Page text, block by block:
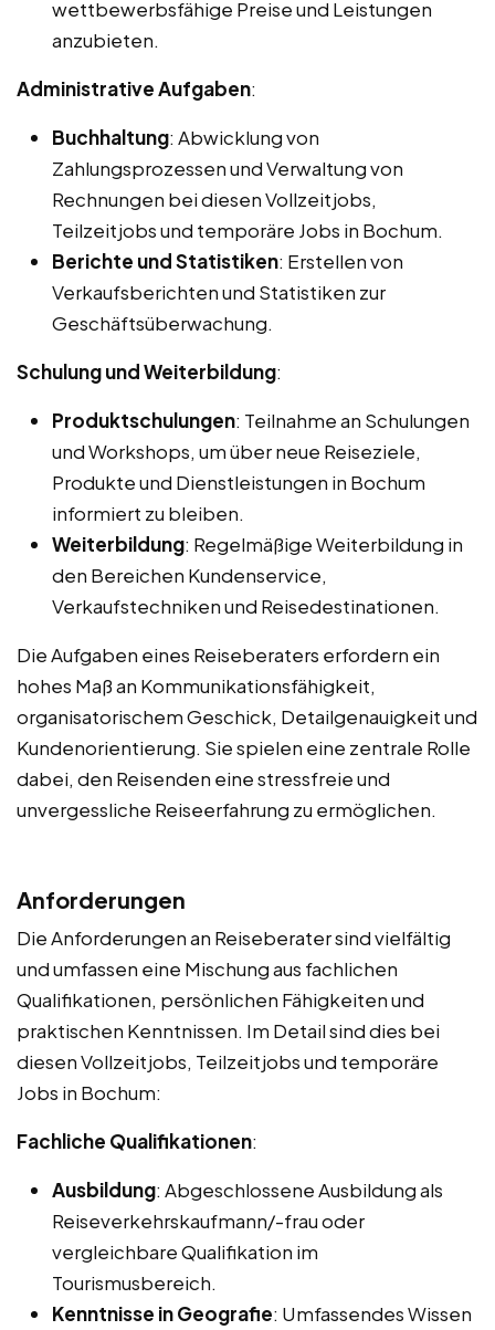
wettbewerbsfähige Preise und Leistungen
anzubieten.
Administrative Aufgaben:
Buchhaltung: Abwicklung von
Zahlungsprozessen und Verwaltung von
Rechnungen bei diesen Vollzeitjobs,
Teilzeitjobs und temporäre Jobs in Bochum.
Berichte und Statistiken: Erstellen von
Verkaufsberichten und Statistiken zur
Geschäftsüberwachung.
Schulung und Weiterbildung:
Produktschulungen: Teilnahme an Schulungen
und Workshops, um über neue Reiseziele,
Produkte und Dienstleistungen in Bochum
informiert zu bleiben.
Weiterbildung: Regelmäßige Weiterbildung in
den Bereichen Kundenservice,
Verkaufstechniken und Reisedestinationen.
Die Aufgaben eines Reiseberaters erfordern ein
hohes Maß an Kommunikationsfähigkeit,
organisatorischem Geschick, Detailgenauigkeit und
Kundenorientierung. Sie spielen eine zentrale Rolle
dabei, den Reisenden eine stressfreie und
unvergessliche Reiseerfahrung zu ermöglichen.
Anforderungen
Die Anforderungen an Reiseberater sind vielfältig
und umfassen eine Mischung aus fachlichen
Qualifikationen, persönlichen Fähigkeiten und
praktischen Kenntnissen. Im Detail sind dies bei
diesen Vollzeitjobs, Teilzeitjobs und temporäre
Jobs in Bochum:
Fachliche Qualifikationen:
Ausbildung: Abgeschlossene Ausbildung als
Reiseverkehrskaufmann/-frau oder
vergleichbare Qualifikation im
Tourismusbereich.
Kenntnisse in Geografie: Umfassendes Wissen